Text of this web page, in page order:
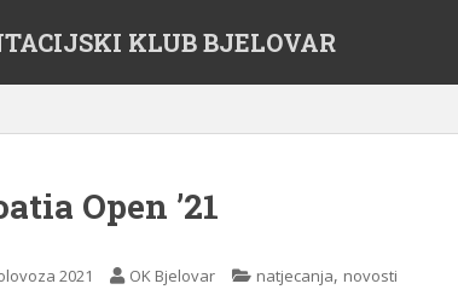
KLUB BJELOVAR
Open ’21
2021 OK Bjelovar natjecanja, novosti